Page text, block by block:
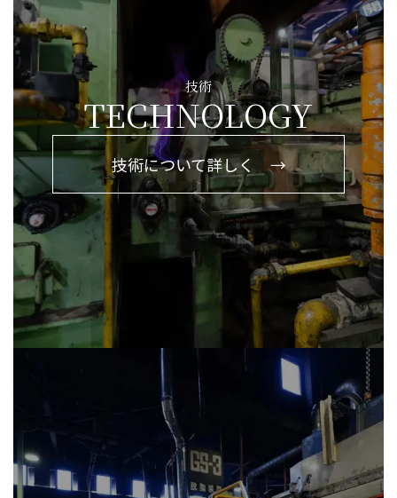
技術
TECHNOLOGY
技術について詳しく →